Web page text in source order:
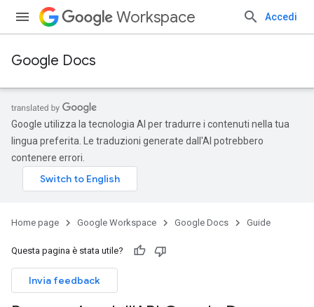
Workspace Accedi
Google Docs
Google utilizza la tecnologia AI per tradurre i contenuti nella tua
lingua preferita. Le traduzioni generate dall'AI potrebbero
contenere errori.
Home page Google Workspace Google Docs Guide
Questa pagina è stata utile?
Invia feedback